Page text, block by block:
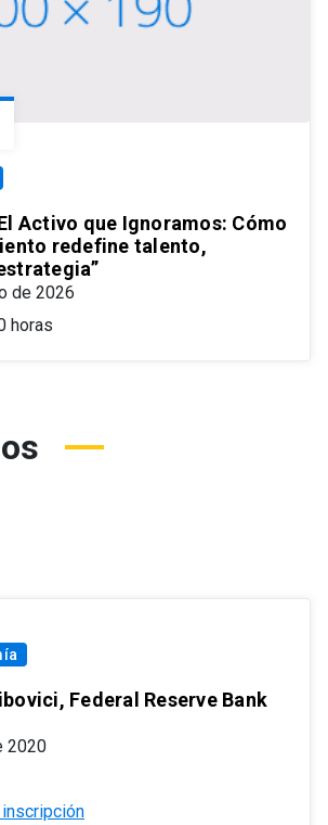
Activo que Ignoramos: Cómo
redefine talento,
de 2026
horas
Federal Reserve Bank
2020